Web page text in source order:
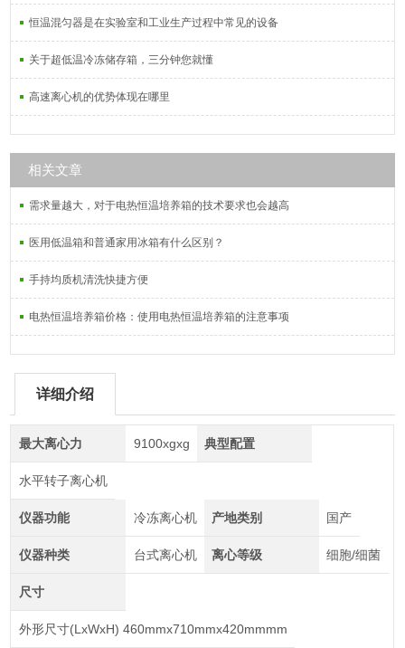
恒温混匀器是在实验室和工业生产过程中常见的设备
关于超低温冷冻储存箱，三分钟您就懂
高速离心机的优势体现在哪里
相关文章
需求量越大，对于电热恒温培养箱的技术要求也会越高
医用低温箱和普通家用冰箱有什么区别？
手持均质机清洗快捷方便
电热恒温培养箱价格：使用电热恒温培养箱的注意事项
详细介绍
最大离心力 9100xgxg 典型配置
水平转子离心机
仪器功能 冷冻离心机 产地类别 国产
仪器种类 台式离心机 离心等级 细胞/细菌
尺寸
外形尺寸(LxWxH) 460mmx710mmx420mmmm